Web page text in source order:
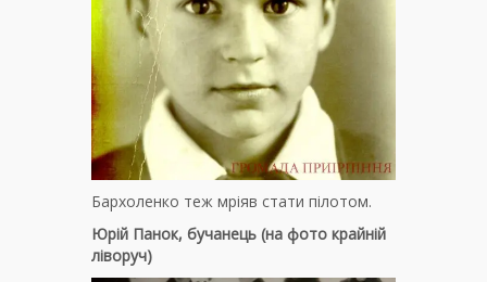
Бархоленко теж мріяв стати пілотом.
Юрій Панок, бучанець (на фото крайній
ліворуч)